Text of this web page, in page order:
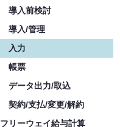
導入前検討
導入/管理
入力
帳票
データ出力/取込
契約/支払/変更/解約
フリーウェイ給与計算